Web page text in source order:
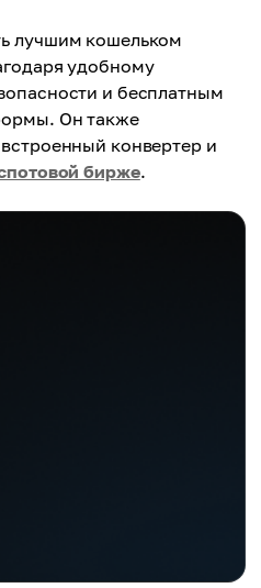
лучшим кошельком
удобному
и бесплатным
Он также
конвертер и
бирже.